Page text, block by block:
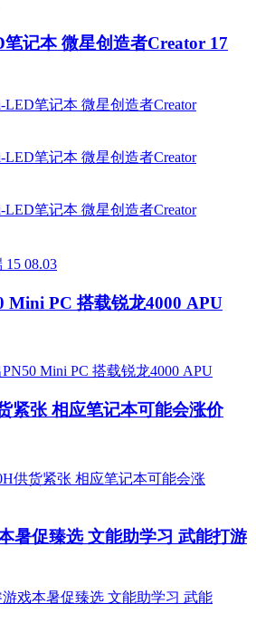
记本 微星创造者Creator 17
15 08.03
Mini PC 搭载锐龙4000 APU
紧张 相应笔记本可能会涨价
暑促臻选 文能助学习 武能打游